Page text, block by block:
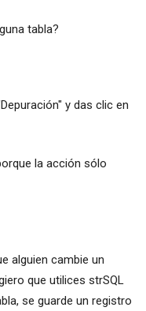
tabla?
y das clic en
la acción sólo
alguien cambie un
que utilices strSQL
se guarde un registro